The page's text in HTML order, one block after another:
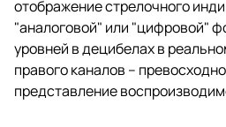
отображение стрелочного
"аналоговой" или "цифровой"
уровней в децибелах в
правого каналов –
представление